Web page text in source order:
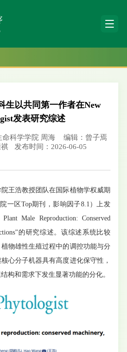
生以共同第一作者在New
发表研究综述
科学学院 周海
编辑：曾子焉
发布时间：2026-06-05
王浩教授团队在国际植物学权威期
一区Top期刊，影响因子8.1）上发
Male Reproduction: Conserved
的研究综述。该综述系统比较
物雄性生殖过程中的调控功能与分
心分子机器具有高度进化保守性，
构和需求下发生显著功能的分化。